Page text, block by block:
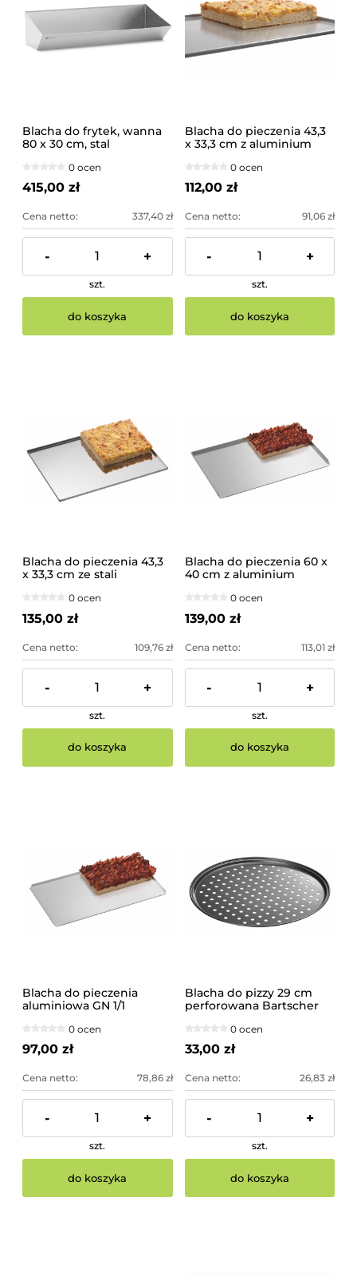
Blacha do frytek, wanna
80 x 30 cm, stal
0 ocen
415,00 zł
Cena netto: 337,40 zł
- +
szt.
do koszyka
Blacha do pieczenia 43,3
x 33,3 cm z aluminium
0 ocen
112,00 zł
Cena netto: 91,06 zł
- +
szt.
do koszyka
Blacha do pieczenia 43,3
x 33,3 cm ze stali
0 ocen
135,00 zł
Cena netto: 109,76 zł
- +
szt.
do koszyka
Blacha do pieczenia 60 x
40 cm z aluminium
0 ocen
139,00 zł
Cena netto: 113,01 zł
- +
szt.
do koszyka
Blacha do pieczenia
aluminiowa GN 1/1
0 ocen
97,00 zł
Cena netto: 78,86 zł
- +
szt.
do koszyka
Blacha do pizzy 29 cm
perforowana Bartscher
0 ocen
33,00 zł
Cena netto: 26,83 zł
- +
szt.
do koszyka